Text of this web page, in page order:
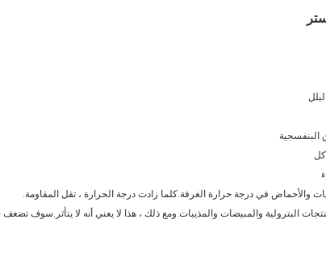
البترولية والمبيضات والمذيبات.ومع ذلك ، هذا لا يعني أنه لا يتأثر.سوف